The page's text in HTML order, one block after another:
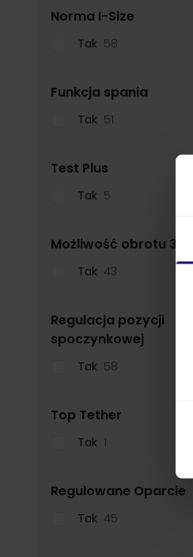
Norma I-Size
Tak 58
Funkcja spania
Tak 51
Test Plus
Tak 5
Możliwość obrotu 360°
Tak 43
Regulacja pozycji
spoczynkowej
Tak 58
Top Tether
Tak 1
Regulowane Oparcie
Tak 45